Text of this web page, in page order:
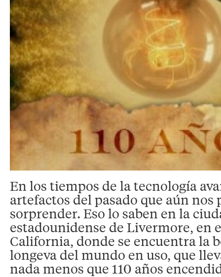
En los tiempos de la tecnología
artefactos del pasado que aún nos
sorprender. Eso lo saben en la
estadounidense de Livermore, en
California, donde se encuentra la
longeva del mundo en uso, que
nada menos que 110 años